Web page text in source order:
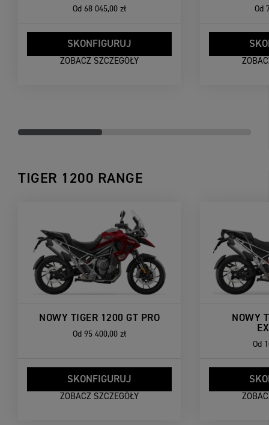
Od 68 045,00 zł
SKONFIGURUJ
ZOBACZ SZCZEGÓŁY
Od
TIGER 1200 RANGE
NOWY TIGER 1200 GT PRO
Od 95 400,00 zł
SKONFIGURUJ
ZOBACZ SZCZEGÓŁY
NOWY
Od